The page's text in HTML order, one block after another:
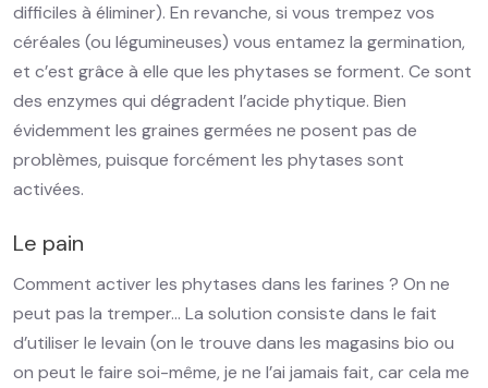
difficiles à éliminer). En revanche, si vous trempez vos
céréales (ou légumineuses) vous entamez la germination,
et c’est grâce à elle que les phytases se forment. Ce sont
des enzymes qui dégradent l’acide phytique. Bien
évidemment les graines germées ne posent pas de
problèmes, puisque forcément les phytases sont
activées.
Le pain
Comment activer les phytases dans les farines ? On ne
peut pas la tremper… La solution consiste dans le fait
d’utiliser le levain (on le trouve dans les magasins bio ou
on peut le faire soi-même, je ne l’ai jamais fait, car cela me